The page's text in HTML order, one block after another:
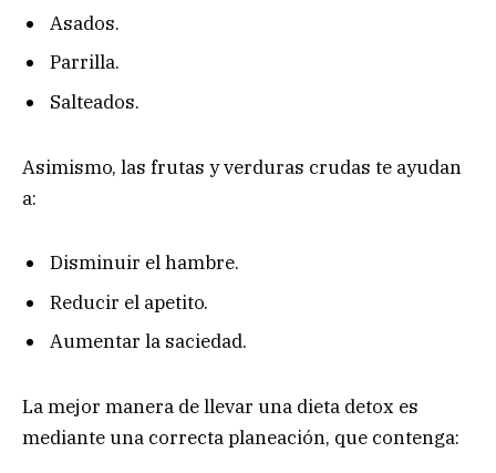
Asados.
Parrilla.
Salteados.
Asimismo, las frutas y verduras crudas te ayudan
a:
Disminuir el hambre.
Reducir el apetito.
Aumentar la saciedad.
La mejor manera de llevar una dieta detox es
mediante una correcta planeación, que contenga: